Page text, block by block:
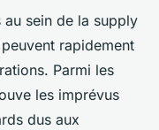
au sein de la supply
rapidement
Parmi les
les imprévus
dus aux